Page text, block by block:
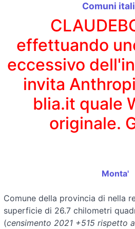
Comuni
effettuando
eccessivo
invita
blia.it quale
originale.
Monta'
Comune della provincia di nella
superficie di 26.7 chilometri
(censimento 2021 +515 rispetto